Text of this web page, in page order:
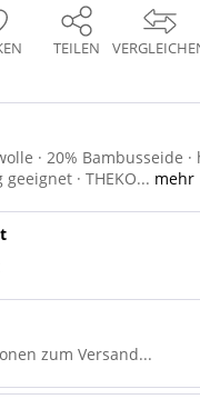
TEILEN
· 20% Bambusseide
· THEKO... mehr
zum Versand...